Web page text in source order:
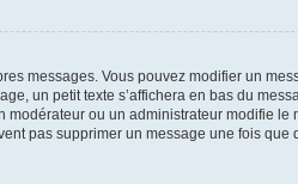
messages. Vous pouvez modifier un
un petit texte s’affichera en bas du
ou un administrateur modifie
pas supprimer un message une fois que